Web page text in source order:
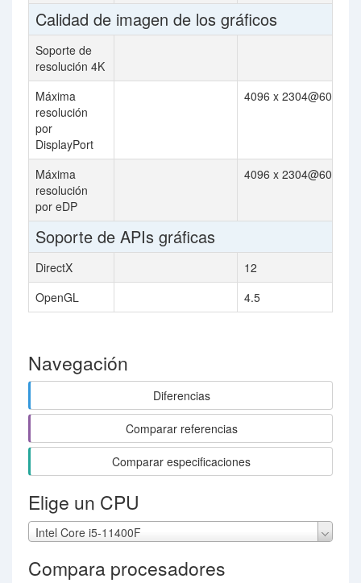
Calidad de imagen de los gráficos
Soporte de
resolución 4K
Máxima
resolución
por
DisplayPort
4096 x 2304@60Hz
Máxima
resolución
por eDP
4096 x 2304@60Hz
Soporte de APIs gráficas
DirectX
12
OpenGL
4.5
Navegación
Diferencias
Comparar referencias
Comparar especificaciones
Elige un CPU
Intel Core i5-11400F
Compara procesadores